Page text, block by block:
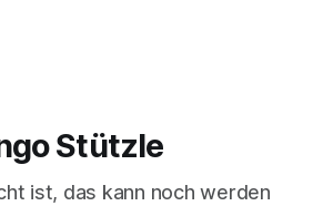
Stützle
ist, das kann noch werden